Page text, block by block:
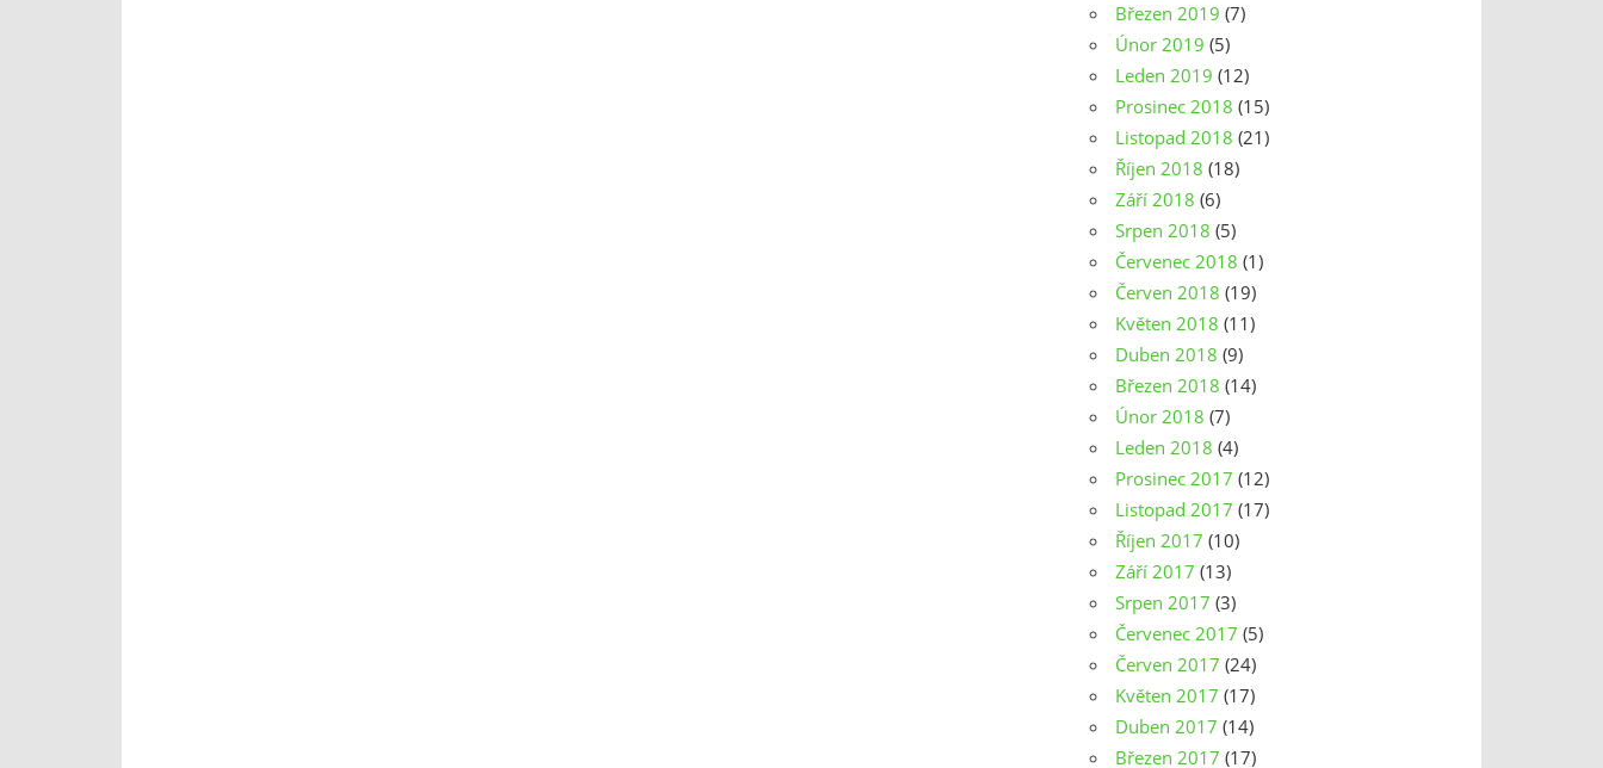
Březen 2019 (7)
Únor 2019 (5)
Leden 2019 (12)
Prosinec 2018 (15)
Listopad 2018 (21)
Říjen 2018 (18)
Září 2018 (6)
Srpen 2018 (5)
Červenec 2018 (1)
Červen 2018 (19)
Květen 2018 (11)
Duben 2018 (9)
Březen 2018 (14)
Únor 2018 (7)
Leden 2018 (4)
Prosinec 2017 (12)
Listopad 2017 (17)
Říjen 2017 (10)
Září 2017 (13)
Srpen 2017 (3)
Červenec 2017 (5)
Červen 2017 (24)
Květen 2017 (17)
Duben 2017 (14)
Březen 2017 (17)